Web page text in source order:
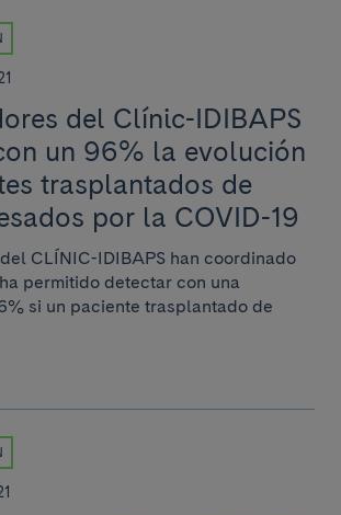
del Clínic-IDIBAPS
un 96% la evolución
trasplantados de
por la COVID-19
CLÍNIC-IDIBAPS han coordinado
permitido detectar con una
si un paciente trasplantado de